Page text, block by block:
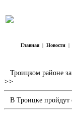
Главная | Новости |
Троицком районе
>>
В Троицке пройдут